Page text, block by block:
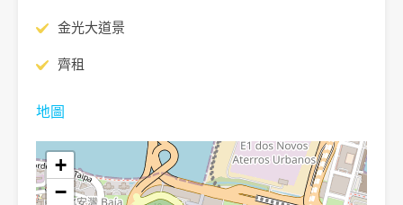
金光大道景
齊租
地圖
+
−